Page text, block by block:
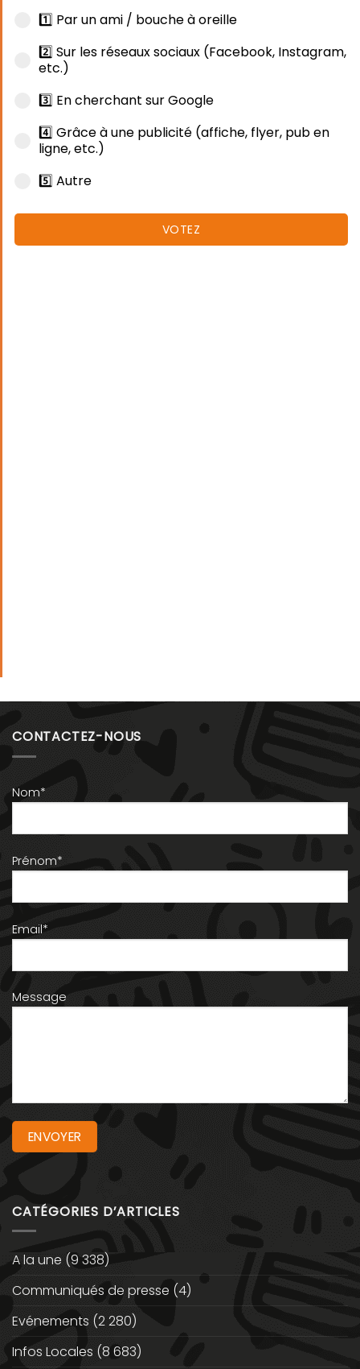
1️⃣ Par un ami / bouche à oreille
2️⃣ Sur les réseaux sociaux (Facebook, Instagram,
etc.)
3️⃣ En cherchant sur Google
4️⃣ Grâce à une publicité (affiche, flyer, pub en
ligne, etc.)
5️⃣ Autre
VOTEZ
CONTACTEZ-NOUS
Nom*
Prénom*
Email*
Message
CATÉGORIES D’ARTICLES
A la une (9 338)
Communiqués de presse (4)
Evénements (2 280)
Infos Locales (8 683)